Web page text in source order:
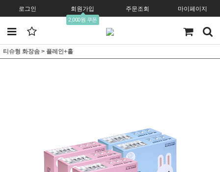
로그인 회원가입
2,000원 쿠폰
주문조회 마이페이지
티슈형 화장솜 > 플레인+홀